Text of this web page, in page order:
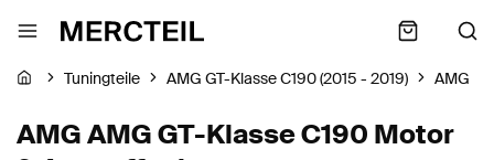
Tuningteile AMG GT-Klasse C190 (2015 - 2019) AMG
AMG AMG GT-Klasse C190 Motor